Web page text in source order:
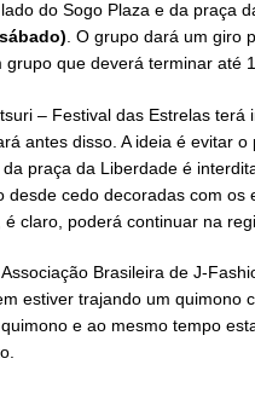
do Sogo Plaza e da praça
. O grupo dará um giro
grupo que deverá terminar até
– Festival das Estrelas
antes disso. A ideia é evitar
praça da Liberdade é
desde cedo decoradas com
claro, poderá continuar na
Brasileira de J-
estiver trajando um quimono
e ao mesmo tempo